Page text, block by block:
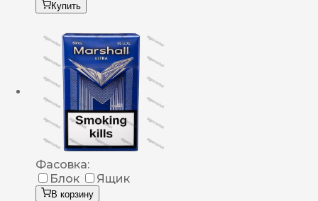
Купить
Фасовка:
Блок
Ящик
В корзину